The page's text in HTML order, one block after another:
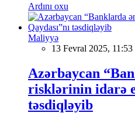
Ardını oxu
Maliyyə
13 Fevral 2025, 11:53
Azərbaycan
risklərinin idarə
təsdiqləyib